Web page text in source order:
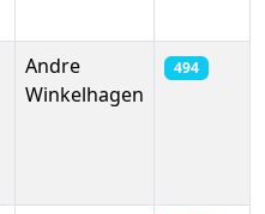
Andre
Winkelhagen
494